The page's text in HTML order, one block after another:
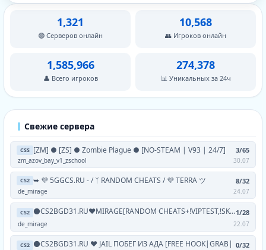
1,321
🟢 Серверов онлайн
10,568
👥 Игроков онлайн
1,585,966
👤 Всего игроков
274,378
📊 Уникальных за 24ч
Свежие сервера
CSS [ZM] ● [ZS] ● Zombie Plague ● [NO-STEAM | V93 | 24/7] 3/65
zm_azov_bay_v1_zschool 30.07
CS2 ➥ 💜 5GGCS.RU - / ᛉ RANDOM CHEATS / 💜 TERRA ツ 8/32
de_mirage 24.07
CS2 ⚫CS2BGD31.RU❤MIRAGE[RANDOM CHEATS+!VIPTEST,!SKINS]1/28
de_mirage 22.07
CS2 ⚫CS2BGD31.RU ❤ JAIL ПОБЕГ ИЗ АДА [FREE HOOK|GRAB| 0/32